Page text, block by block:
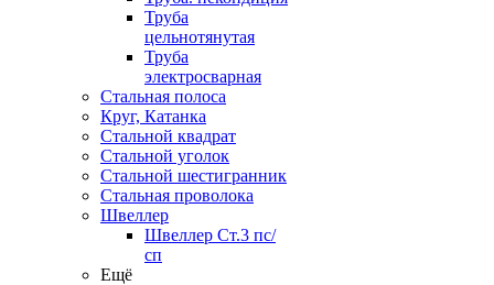
Труба
цельнотянутая
Труба
электросварная
Стальная полоса
Круг, Катанка
Стальной квадрат
Стальной уголок
Стальной шестигранник
Стальная проволока
Швеллер
Швеллер Ст.3 пс/
сп
Ещё